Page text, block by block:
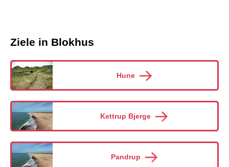
Ziele in Blokhus
Hune
Kettrup Bjerge
Pandrup